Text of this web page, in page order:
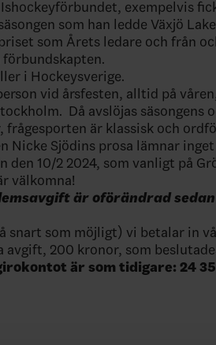
exempelvis
som han ledde Växjö
som Årets ledare och från
förbundskapten.
i Hockeysverige.
vid årsfesten, alltid på
Då avslöjas säsongens
frågesporten är klassisk och
Nicke Sjödins prosa lämnar
den 10/2 2024, som vanligt på
välkomna!
är oförändrad sedan
snart som möjligt) vi betalar in
200 kronor, som
är som tidigare: 24